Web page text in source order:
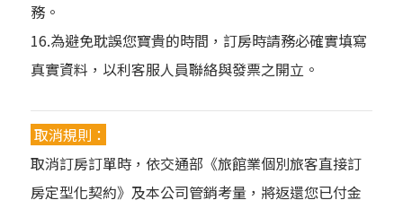
務。
16.為避免耽誤您寶貴的時間，訂房時請務必確實填寫
真實資料，以利客服人員聯絡與發票之開立。
取消規則：
取消訂房訂單時，依交通部《旅館業個別旅客直接訂
房定型化契約》及本公司管銷考量，將返還您已付金